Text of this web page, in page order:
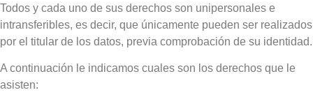
Todos y cada uno de sus derechos son unipersonales e
intransferibles, es decir, que únicamente pueden ser realizados
por el titular de los datos, previa comprobación de su identidad.
A continuación le indicamos cuales son los derechos que le
asisten: